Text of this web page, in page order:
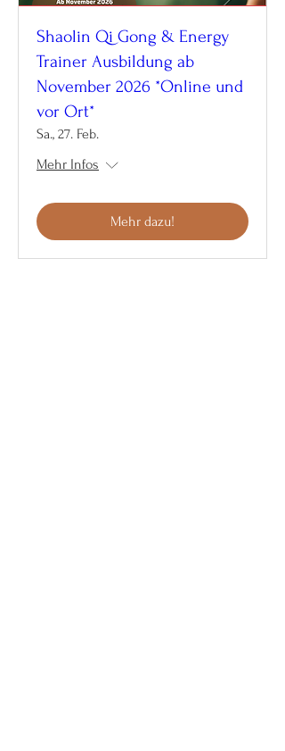
Shaolin Qi Gong & Energy
Trainer Ausbildung ab
November 2026 *Online und
vor Ort*
Sa., 27. Feb.
Mehr Infos
Mehr dazu!